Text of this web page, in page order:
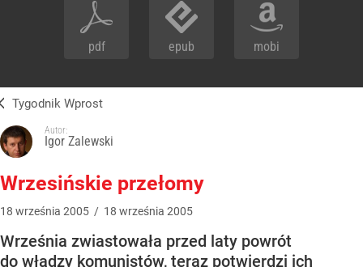
pdf epub mobi
Tygodnik Wprost
Autor:
Igor Zalewski
Wrzesińskie przełomy
18 września 2005 / 18 września 2005
Września zwiastowała przed laty powrót
do władzy komunistów, teraz potwierdzi ich